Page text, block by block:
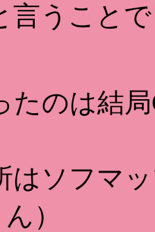
うこと
のは結局
はソフマ
）